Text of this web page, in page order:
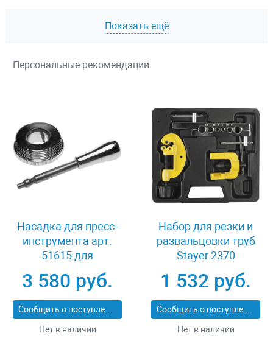
Показать ещё
Персональные рекомендации
Насадка для пресс-
инструмента арт.
51615 для
развальцовки труб 20
мм Зубр ШиреФит
51621-20
3 580 руб.
Сообщить о поступлении
Нет в наличии
Набор для резки и
развальцовки труб
Stayer 2370
1 532 руб.
Сообщить о поступлении
Нет в наличии